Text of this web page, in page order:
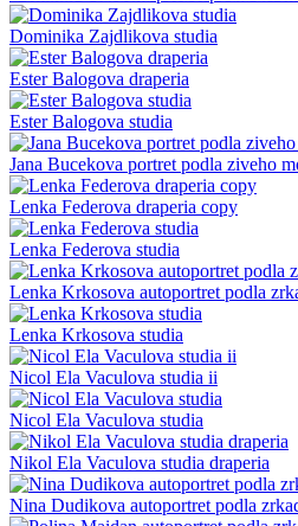
Dominika Zajdlikova studia
Ester Balogova draperia
Ester Balogova studia
Jana Bucekova portret podla ziveho
Lenka Federova draperia copy
Lenka Federova studia
Lenka Krkosova autoportret podla
Lenka Krkosova studia
Nicol Ela Vaculova studia ii
Nicol Ela Vaculova studia
Nikol Ela Vaculova studia draperia
Nina Dudikova autoportret podla